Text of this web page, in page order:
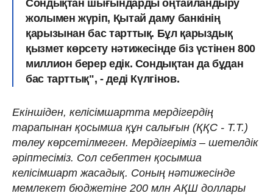
Сондықтан шығындарды оңтайландыру
жолымен жүріп, Қытай даму банкінің
қарызынан бас тарттық. Бұл қарыздық
қызмет көрсету нәтижесінде біз үстінен 800
миллион берер едік. Сондықтан да бұдан
бас тарттық", - деді Күлгінов.
Екіншіден, келісімшартта мердігердің
тарапынан қосымша құн салығын (ҚҚС - Т.Т.)
төлеу көрсетілмеген. Мердігеріміз – шетелдік
әріптесіміз. Сол себептен қосымша
келісімшарт жасадық. Соның нәтижесінде
мемлекет бюджетіне 200 млн АҚШ доллары